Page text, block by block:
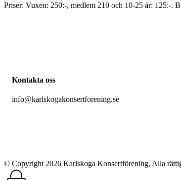
Priser: Vuxen: 250:-, medlem 210 och 10-25 år: 125:-.
Kontakta oss
info@karlskogakonsertforening.se
© Copyright 2026 Karlskoga Konsertförening, Alla